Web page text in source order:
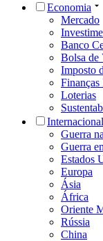
Economia
Mercado
Banco
Bolsa de
Imposto
Finanças
Loterias
Internacional
Guerra
Guerra
Estados
Europa
Ásia
África
Oriente
Rússia
China